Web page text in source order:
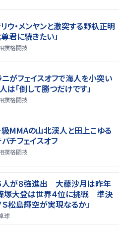
リウ・メンヤンと激突する野杁正明
君に続きたい」
撲格闘技
ニがフェイスオフで海人を小突い
は「倒して勝つだけです」
撲格闘技
級MMAの山北渓人と田上こゆる
チフェイスオフ
撲格闘技
人が８強進出 大藤沙月は昨年
塚大登は世界４位に挑戦 準決
松島輝空が実現なるか」
球